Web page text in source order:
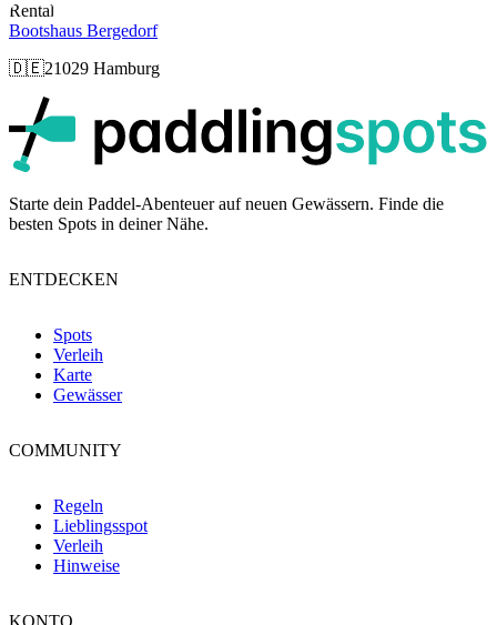
Rental
Bootshaus Bergedorf
🇩🇪21029 Hamburg
Starte dein Paddel-Abenteuer auf neuen Gewässern. Finde die
besten Spots in deiner Nähe.
ENTDECKEN
Spots
Verleih
Karte
Gewässer
COMMUNITY
Regeln
Lieblingsspot
Verleih
Hinweise